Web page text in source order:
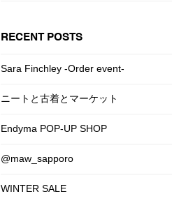
RECENT POSTS
Sara Finchley -Order event-
ニートと古着とマーケット
Endyma POP-UP SHOP
@maw_sapporo
WINTER SALE